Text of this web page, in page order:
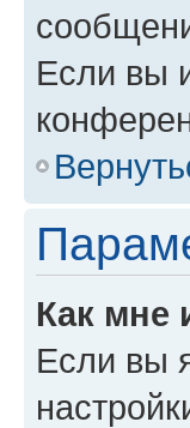
Если вы
Как мне
Если вы